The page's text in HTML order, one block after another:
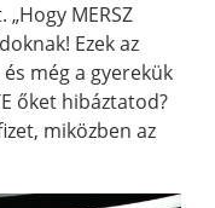
MERSZ
Ezek az
még a gyerekük
őket hibáztatod?
miközben az